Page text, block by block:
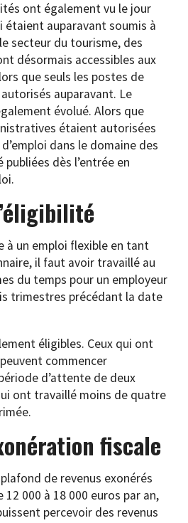
ont également vu le jour
étaient auparavant soumis à
secteur du tourisme, des
désormais accessibles aux
que seuls les postes de
auparavant. Le
évolué. Alors que
étaient autorisées
dans le domaine des
dès l’entrée en
à un emploi flexible en tant
il faut avoir travaillé au
du temps pour un employeur
trimestres précédant la date
éligibles. Ceux qui ont
commencer
d’attente de deux
ont travaillé moins de quatre
fiscale
de revenus exonérés
000 à 18 000 euros par an,
percevoir des revenus